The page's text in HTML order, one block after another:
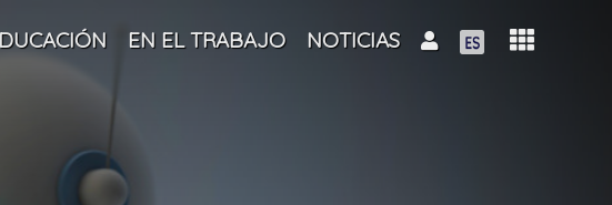
EN EL TRABAJO NOTICIAS